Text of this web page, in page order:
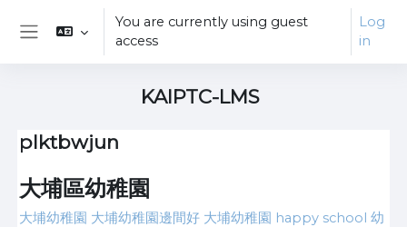
Skip to main content
You are currently using guest
access
Log
in
KAIPTC-LMS
plktbwjun
大埔區幼稚園
大埔幼稚園 大埔幼稚園邊間好 大埔幼稚園 happy school 幼